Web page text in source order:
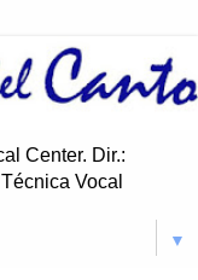
Center. Dir.:
Vocal
▼